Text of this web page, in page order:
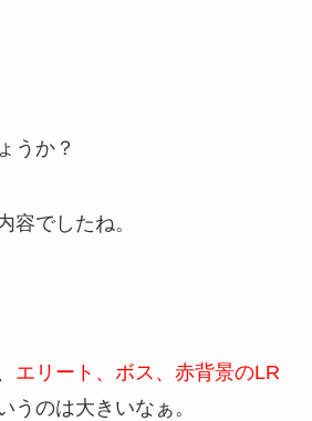
うか？
容でしたね。
エリート、ボス、赤背景のLR
うのは大きいなぁ。